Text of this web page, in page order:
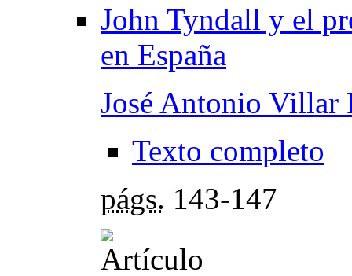
John Tyndall y el
en España
José Antonio Villar
Texto completo
págs. 143-147